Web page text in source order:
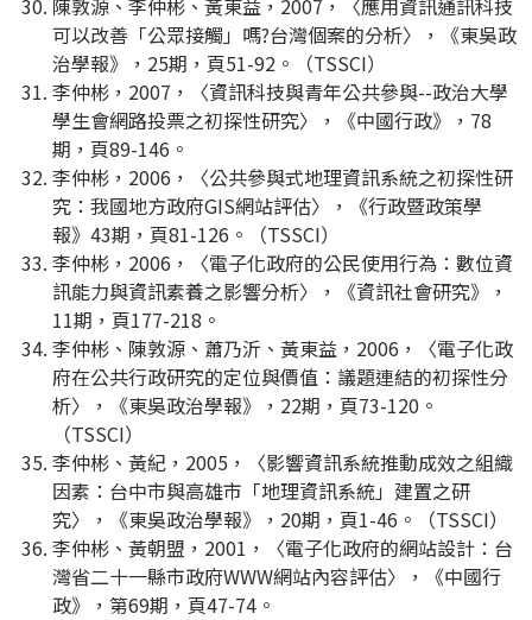
陳敦源、李仲彬、黃東益，2007，〈應用資訊通訊科技
可以改善「公眾接觸」嗎?台灣個案的分析〉，《東吳政
治學報》，25期，頁51-92。（TSSCI）
李仲彬，2007，〈資訊科技與青年公共參與--政治大學
學生會網路投票之初探性研究〉，《中國行政》，78
期，頁89-146。
李仲彬，2006，〈公共參與式地理資訊系統之初探性研
究：我國地方政府GIS網站評估〉，《行政暨政策學
報》43期，頁81-126。（TSSCI）
李仲彬，2006，〈電子化政府的公民使用行為：數位資
訊能力與資訊素養之影響分析〉，《資訊社會研究》，
11期，頁177-218。
李仲彬、陳敦源、蕭乃沂、黃東益，2006，〈電子化政
府在公共行政研究的定位與價值：議題連結的初探性分
析〉，《東吳政治學報》，22期，頁73-120。
（TSSCI）
李仲彬、黃紀，2005，〈影響資訊系統推動成效之組織
因素：台中市與高雄市「地理資訊系統」建置之研
究〉，《東吳政治學報》，20期，頁1-46。（TSSCI）
李仲彬、黃朝盟，2001，〈電子化政府的網站設計：台
灣省二十一縣市政府WWW網站內容評估〉，《中國行
政》，第69期，頁47-74。